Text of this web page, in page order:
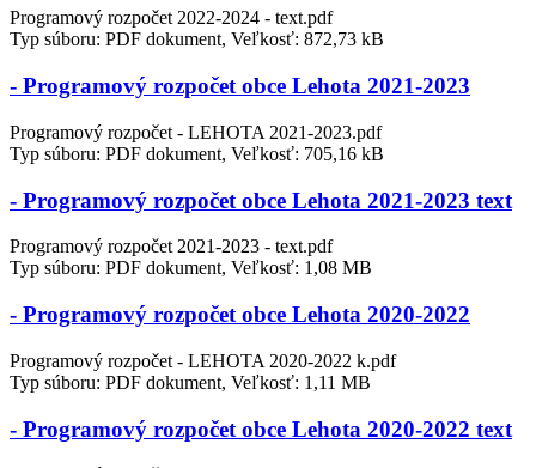
Programový rozpočet 2022-2024 - text.pdf
Typ súboru: PDF dokument, Veľkosť: 872,73 kB
- Programový rozpočet obce Lehota 2021-2023
Programový rozpočet - LEHOTA 2021-2023.pdf
Typ súboru: PDF dokument, Veľkosť: 705,16 kB
- Programový rozpočet obce Lehota 2021-2023 text
Programový rozpočet 2021-2023 - text.pdf
Typ súboru: PDF dokument, Veľkosť: 1,08 MB
- Programový rozpočet obce Lehota 2020-2022
Programový rozpočet - LEHOTA 2020-2022 k.pdf
Typ súboru: PDF dokument, Veľkosť: 1,11 MB
- Programový rozpočet obce Lehota 2020-2022 text